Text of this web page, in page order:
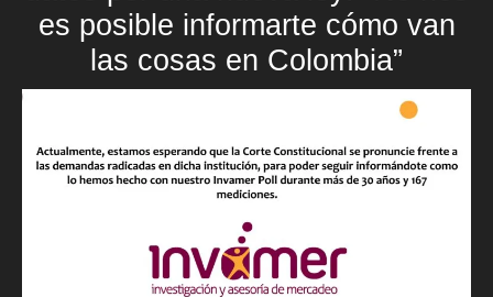
es posible informarte cómo van
las cosas en Colombia”